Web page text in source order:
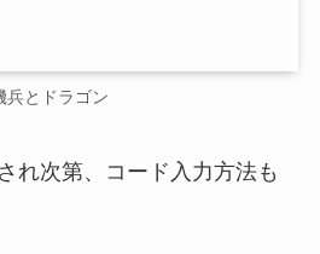
兵とドラゴン
れ次第、コード入力方法も